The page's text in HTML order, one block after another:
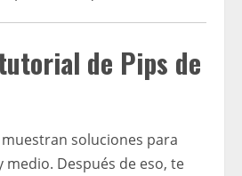
de Pips de
soluciones para
medio. Después de eso, te